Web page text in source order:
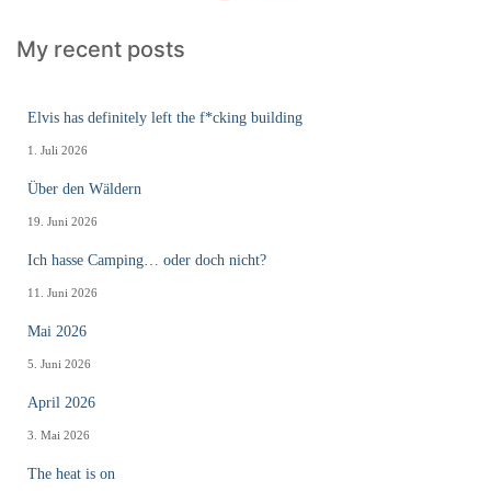
My recent posts
Elvis has definitely left the f*cking building
1. Juli 2026
Über den Wäldern
19. Juni 2026
Ich hasse Camping… oder doch nicht?
11. Juni 2026
Mai 2026
5. Juni 2026
April 2026
3. Mai 2026
The heat is on